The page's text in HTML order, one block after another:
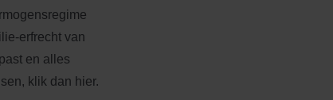
erfrecht van
en alles
klik dan hier.